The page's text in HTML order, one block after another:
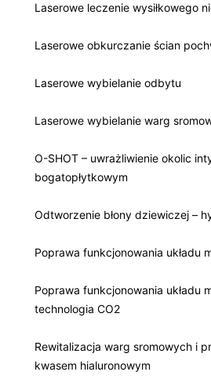
Laserowe leczenie wysiłkowego
Laserowe obkurczanie ścian
Laserowe wybielanie odbytu
Laserowe wybielanie warg
O-SHOT – uwrażliwienie okolic
bogatopłytkowym
Odtworzenie błony dziewiczej –
Poprawa funkcjonowania układu
Poprawa funkcjonowania układu
technologia CO2
Rewitalizacja warg sromowych i
kwasem hialuronowym